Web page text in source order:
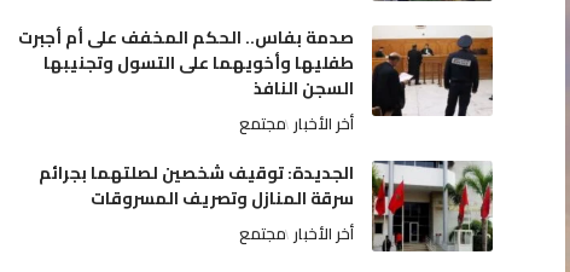
صدمة بفاس.. الحكم المخفف على أم أجبرت
طفليها وأخويهما على التسول وتجنيبها
السجن النافذ
أخر الأخبار مجتمع
الجديدة: توقيف شخصين لصلتهما بجرائم
سرقة المنازل وتصريف المسروقات
أخر الأخبار مجتمع